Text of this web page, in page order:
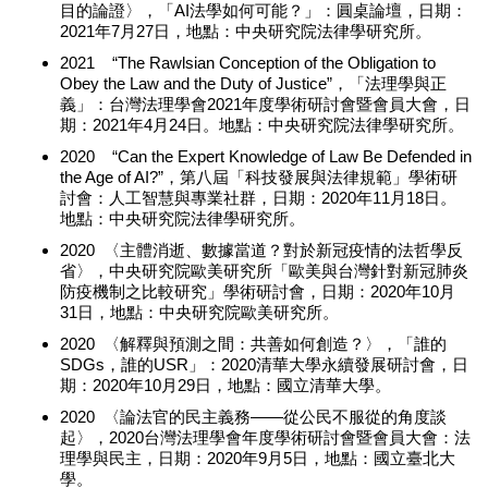
目的論證〉，「AI法學如何可能？」：圓桌論壇，日期：
2021年7月27日，地點：中央研究院法律學研究所。
2021 “The Rawlsian Conception of the Obligation to
Obey the Law and the Duty of Justice”，「法理學與正
義」：台灣法理學會2021年度學術研討會暨會員大會，日
期：2021年4月24日。地點：中央研究院法律學研究所。
2020 “Can the Expert Knowledge of Law Be Defended in
the Age of AI?”，第八屆「科技發展與法律規範」學術研
討會：人工智慧與專業社群，日期：2020年11月18日。
地點：中央研究院法律學研究所。
2020 〈主體消逝、數據當道？對於新冠疫情的法哲學反
省〉，中央研究院歐美研究所「歐美與台灣針對新冠肺炎
防疫機制之比較研究」學術研討會，日期：2020年10月
31日，地點：中央研究院歐美研究所。
2020 〈解釋與預測之間：共善如何創造？〉，「誰的
SDGs，誰的USR」：2020清華大學永續發展研討會，日
期：2020年10月29日，地點：國立清華大學。
2020 〈論法官的民主義務——從公民不服從的角度談
起〉，2020台灣法理學會年度學術研討會暨會員大會：法
理學與民主，日期：2020年9月5日，地點：國立臺北大
學。